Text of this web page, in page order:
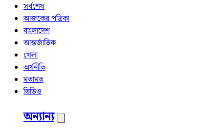
সর্বশেষ
আজকের পত্রিকা
বাংলাদেশ
আন্তর্জাতিক
খেলা
অর্থনীতি
মতামত
ভিডিও
অন্যান্য